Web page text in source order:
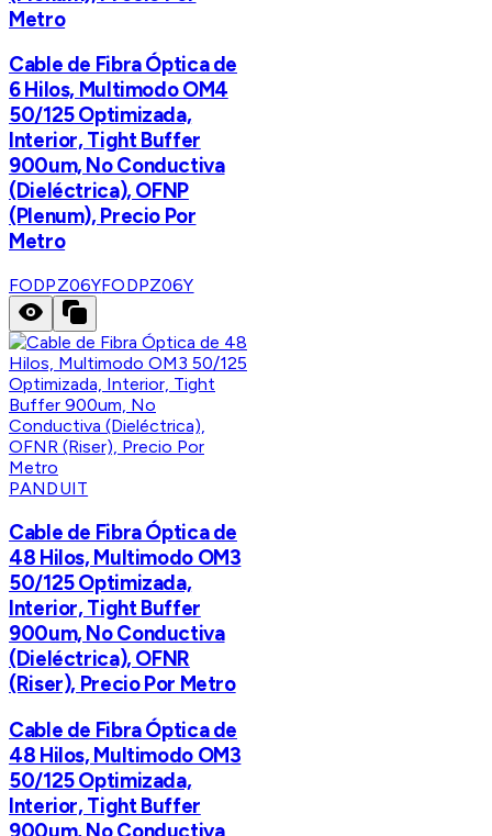
Metro
Cable de Fibra Óptica de
6 Hilos, Multimodo OM4
50/125 Optimizada,
Interior, Tight Buffer
900um, No Conductiva
(Dieléctrica), OFNP
(Plenum), Precio Por
Metro
FODPZ06YFODPZ06Y
PANDUIT
Cable de Fibra Óptica de
48 Hilos, Multimodo OM3
50/125 Optimizada,
Interior, Tight Buffer
900um, No Conductiva
(Dieléctrica), OFNR
(Riser), Precio Por Metro
Cable de Fibra Óptica de
48 Hilos, Multimodo OM3
50/125 Optimizada,
Interior, Tight Buffer
900um, No Conductiva